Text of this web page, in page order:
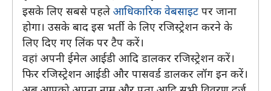
इसके लिए सबसे पहले आधिकारिक वेबसाइट पर जाना
होगा। उसके बाद इस भर्ती के लिए रजिस्ट्रेशन करने के
लिए दिए गए लिंक पर टैप करें।
वहां अपनी ईमेल आईडी आदि डालकर रजिस्ट्रेशन करें।
फिर रजिस्ट्रेशन आईडी और पासवर्ड डालकर लॉग इन करें।